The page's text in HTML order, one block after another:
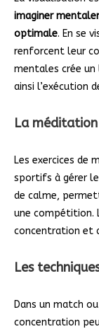
imaginer
optimale. En se
renforcent leur
mentales crée
ainsi l’exécution
La
Les exercices de
sportifs à gérer
de calme,
une compétition.
concentration et
Les
Dans un match
concentration